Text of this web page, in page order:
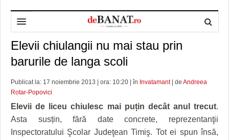
HOME
DESPRE NOI
REDACȚIA DEBANAT
POLITICA DE COOKIES
ADMINISTRAȚIE
PRIMĂRIA TIMIŞOARA
CONSILIUL JUDEŢEAN TIMIŞ
POLITICĂ
POLITICA
SPORT
Elevii chiulangii nu mai stau prin
barurile de langa scoli
Publicat la: 17 noiembrie 2013 | ora: 10:20 | în Invatamant| de Andreea
Rotar-Popovici
Elevii de liceu chiulesc mai puțin decât anul trecut.
Asta susțin, fără date concrete, reprezentanţii
Inspectoratului Şcolar Judeţean Timiş. Tot ei spun însă,